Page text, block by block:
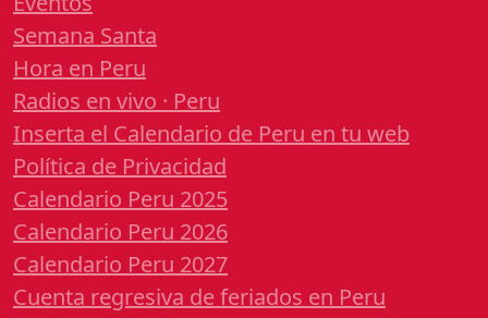
Semana Santa
Hora en Peru
Radios en vivo · Peru
Inserta el Calendario de Peru en tu web
Política de Privacidad
Calendario Peru 2025
Calendario Peru 2026
Calendario Peru 2027
Cuenta regresiva de feriados en Peru